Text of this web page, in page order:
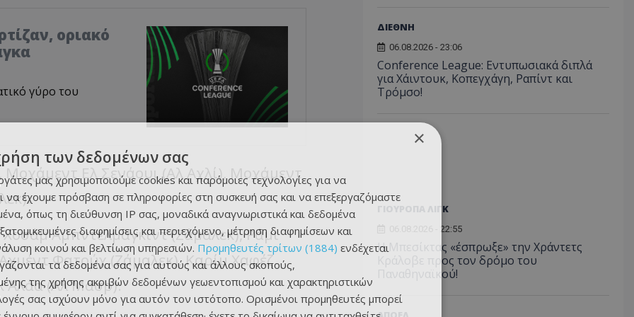
οριακό
γύρο του
Ελ Σενάουι (Αλ Αχλί), Μοχάμεντ
Αμπντελμαγκίντ (Ζάμαλεκ), Ράμι
Φατούχ (Ζάμαλεκ), Καρίμ Χαφέζ
Αλάα (Αλ Μασρ).
ΔΙΕΘΝΗ
06.08.2026 - 23:06
Conference League: Εντυπωσιακά διπλά
για Χάιντουκ, Κοπεγχάγη, Ραπίντ και
Τρόμσο!
ΓΙΟΥΡΟΠΑ ΛΙΓΚ
06.08.2026 - 22:55
Η Μπεσίκτας «έσπρωξε» την Χράντετς
Κράλοβε προς τον δρόμο του
Παναθηναϊκού!
×
των δεδομένων σας
μας χρησιμοποιούμε cookies και παρόμοιες τεχνολογίες για να
να έχουμε πρόσβαση σε πληροφορίες στη συσκευή σας και να επεξεργαζόμαστε
όπως τη διεύθυνση IP σας, μοναδικά αναγνωριστικά και δεδομένα
διαφημίσεις και περιεχόμενο, μέτρηση διαφημίσεων και
κοινού και βελτίωση υπηρεσιών. Προμηθευτές τρίτων (1884) ενδέχεται
τα δεδομένα σας για αυτούς και άλλους σκοπούς,
της χρήσης ακριβών δεδομένων γεωεντοπισμού και χαρακτηριστικών
σας ισχύουν μόνο για αυτόν τον ιστότοπο. Ορισμένοι προμηθευτές μπορεί